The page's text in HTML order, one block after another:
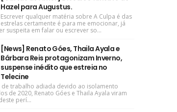
Hazel para Augustus.
Escrever qualquer matéria sobre A Culpa é das
estrelas certamente é para me emocionar, já
suspeita em falar ou escrever so...
[News] Renato Góes, Thaila Ayala e
Bárbara Reis protagonizam Inverno,
suspense inédito que estreia no
Telecine
de trabalho adiada devido ao isolamento
de 2020, Renato Góes e Thaila Ayala viram
perí...